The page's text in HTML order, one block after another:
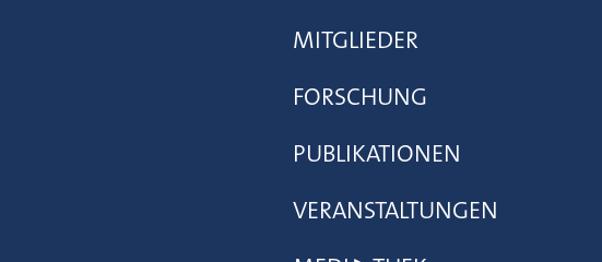
MITGLIEDER
FORSCHUNG
PUBLIKATIONEN
VERANSTALTUNGEN